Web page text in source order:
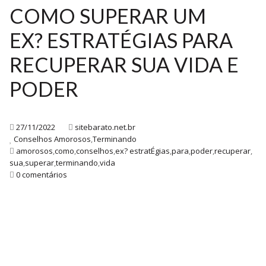
COMO SUPERAR UM
EX? ESTRATÉGIAS PARA
RECUPERAR SUA VIDA E
PODER
27/11/2022
sitebarato.net.br
Conselhos Amorosos,Terminando
amorosos,como,conselhos,ex? estratÉgias,para,poder,recuperar,
sua,superar,terminando,vida
0 comentários